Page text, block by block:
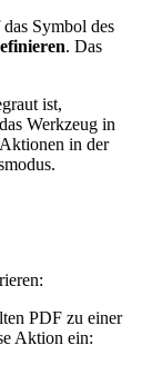
Symbol des
. Das
ist,
Werkzeug in
in der
PDF zu einer
Aktion ein: